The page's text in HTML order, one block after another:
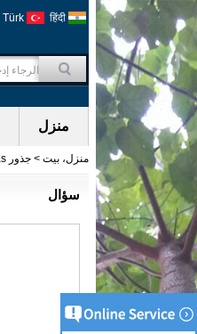
Türk हिंदी
منزل
منزل، بيت > جذور Paulownias
سؤال